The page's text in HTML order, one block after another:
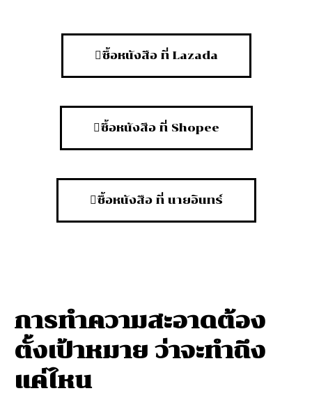
ซื้อหนังสือ ที่ Lazada
ซื้อหนังสือ ที่ Shopee
ซื้อหนังสือ ที่ นายอินทร์
การทำความสะอาดต้อง
ตั้งเป้าหมาย ว่าจะทำถึง
แค่ไหน